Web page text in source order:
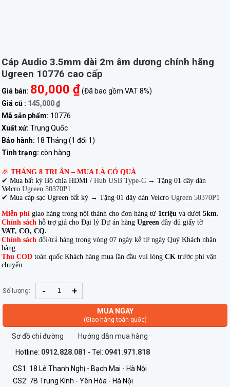
Cáp Audio 3.5mm dài 2m âm dương chính hãng
Ugreen 10776 cao cấp
Giá bán: 80,000 ₫(Đã bao gồm VAT 8%)
Giá cũ : 145,000 ₫
Mã sản phẩm: 10776
Xuất xứ: Trung Quốc
Bảo hành: 18 Tháng (1 đổi 1)
Tình trạng: còn hàng
🎉 THÁNG 8 TRI ÂN – MUA LÀ CÓ QUÀ
✔ Mua bất kỳ Bộ chia HDMI / Hub USB Type-C → Tặng 01 dây dán
Velcro Ugreen 50370P1
✔ Mua cáp sạc Ugreen bất kỳ → Tặng 01 dây dán Velcro Ugreen 50370P1
Miễn phí giao hàng trong nội thành cho đơn hàng từ 1triệu và dưới 5km.
Chính sách hỗ trợ giá cho Đại lý Dự án hàng Ugreen đầy đủ giấy tờ
VAT, CO, CQ.
Chính sách đổi/trả hàng trong vòng 07 ngày kể từ ngày Quý Khách nhận
hàng.
Thu COD toàn quốc Khách hàng mua lần đầu vui lòng CK trước phí vận
chuyển.
Số lượng: - +
MUA NGAY
(Giao hàng toàn quốc)
Sơ đồ chỉ đường
Hướng dẫn mua hàng
Hotline: 0912.828.081 - Tel: 0941.971.818
CS1: 18 Lê Thanh Nghị - Bạch Mai - Hà Nội
CS2: 7B Trung Kính - Yên Hòa - Hà Nội